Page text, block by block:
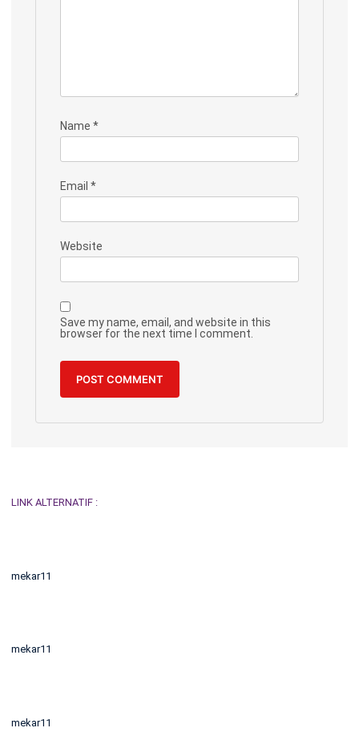
Name *
Email *
Website
Save my name, email, and website in this
browser for the next time I comment.
LINK ALTERNATIF :
mekar11
mekar11
mekar11